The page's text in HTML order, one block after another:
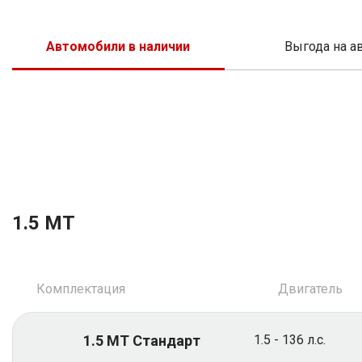
SsangYong
SEAT
Автомобили в наличии Выгода на
1.5 MT
Комплектация Двигатель
1.5 MT Стандарт 1.5 - 136 л.с.